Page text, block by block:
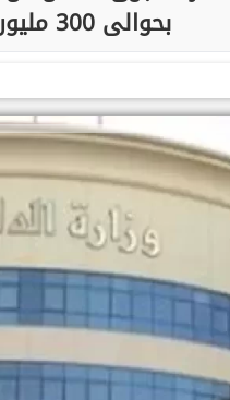
بحوالى 300 مليون جنيه